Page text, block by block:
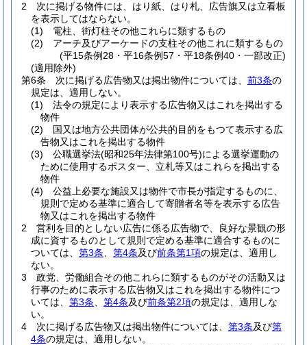
2
次に掲げる物件には、はり紙、はり札、広告旗又は立看板
を表示してはならない。
(1)
電柱、街灯柱その他これらに類するもの
(2)
アーチ及びアーケードの支柱その他これに類するもの
(平15条例28・平16条例57・平18条例40・一部改正)
(適用除外)
第6条
次に掲げる広告物又は掲出物件については、 前3条の
規定は、適用しない。
(1)
法令の規定により表示する広告物又はこれを掲出する
物件
(2)
国又は地方公共団体が公共的目的をもつて表示する広
告物又はこれを掲出する物件
(3)
公職選挙法(昭和25年法律第100号)による選挙運動の
ために使用するポスター、立札等又はこれらを掲出する
物件
(4)
公益上必要な施設又は物件で市長が指定するものに、
規則で定める基準に適合して寄贈者名等を表示する広告
物又はこれを掲出する物件
2
営利を目的としない広告に係る広告物で、良好な景観の形
成に資するものとして規則で定める基準に適合するものに
ついては、 第3条 第4条及び前条第1項の規定は、適用し
ない。
3
政党、労働組合その他これらに類するものがその活動又は
行事のために表示する広告物又はこれを掲出する物件につ
いては、 第3条 第4条及び前条第2項の規定は、適用しな
い。
4
次に掲げる広告物又は掲出物件については、 第3条及び第
4条の規定は、適用しない。